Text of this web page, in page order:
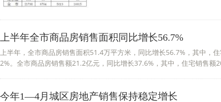
上半年全市商品房销售面积同比增长56.7%
上半年，全市商品房销售面积51.4万平方米，同比增长56.7%，其中，
2%。全市商品房销售额21.2亿元，同比增长37.6%，其中，住宅销售额
今年1—4月城区房地产销售保持稳定增长